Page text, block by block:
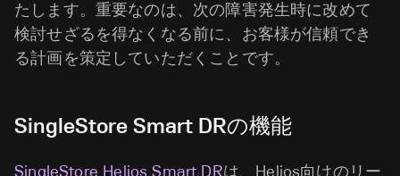
たします。重要なのは、次の障害発生時に改めて
検討せざるを得なくなる前に、お客様が信頼でき
る計画を策定していただくことです。
SingleStore Smart DRの機能
SingleStore Helios Smart DRは、Helios向けのリー